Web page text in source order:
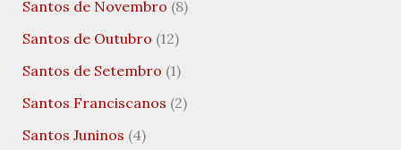
Santos de Novembro (8)
Santos de Outubro (12)
Santos de Setembro (1)
Santos Franciscanos (2)
Santos Juninos (4)